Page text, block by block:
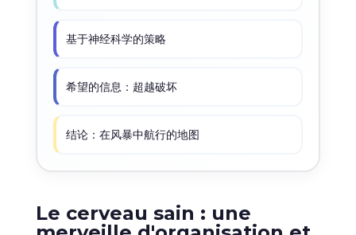
基于神经科学的策略
希望的信息：超越破坏
结论：在风暴中航行的地图
Le cerveau sain : une